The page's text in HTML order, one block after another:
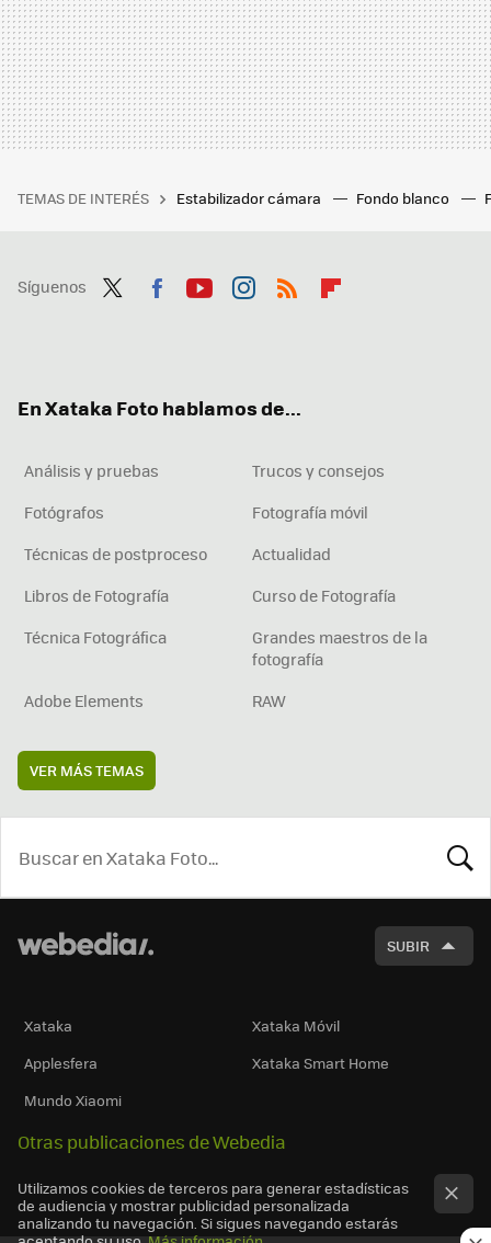
TEMAS DE INTERÉS Estabilizador cámara Fondo blanco
Síguenos
En Xataka Foto hablamos de...
Análisis y pruebas
Trucos y consejos
Fotógrafos
Fotografía móvil
Técnicas de postproceso
Actualidad
Libros de Fotografía
Curso de Fotografía
Técnica Fotográfica
Grandes maestros de la
fotografía
Adobe Elements
RAW
VER MÁS TEMAS
SUBIR
Xataka
Xataka Móvil
Applesfera
Xataka Smart Home
Mundo Xiaomi
Otras publicaciones de Webedia
Utilizamos cookies de terceros para generar estadísticas
de audiencia y mostrar publicidad personalizada
analizando tu navegación. Si sigues navegando estarás